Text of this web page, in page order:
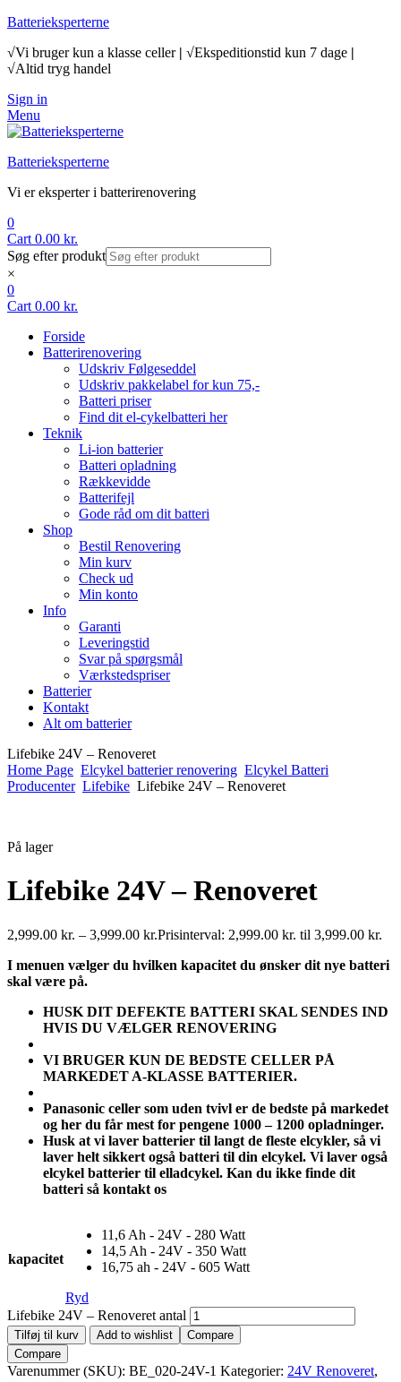
Batterieksperterne
√Vi bruger kun a klasse celler | √Ekspeditionstid kun 7 dage |
√Altid tryg handel
Sign in
Menu
Batterieksperterne
Vi er eksperter i batterirenovering
0
Cart 0.00 kr.
Søg efter produkt
×
0
Cart 0.00 kr.
Forside
Batterirenovering
Udskriv Følgeseddel
Udskriv pakkelabel for kun 75,-
Batteri priser
Find dit el-cykelbatteri her
Teknik
Li-ion batterier
Batteri opladning
Rækkevidde
Batterifejl
Gode råd om dit batteri
Shop
Bestil Renovering
Min kurv
Check ud
Min konto
Info
Garanti
Leveringstid
Svar på spørgsmål
Værkstedspriser
Batterier
Kontakt
Alt om batterier
Lifebike 24V – Renoveret
Home Page Elcykel batterier renovering Elcykel Batteri
Producenter Lifebike Lifebike 24V – Renoveret
På lager
Lifebike 24V – Renoveret
2,999.00 kr. – 3,999.00 kr.Prisinterval: 2,999.00 kr. til 3,999.00 kr.
I menuen vælger du hvilken kapacitet du ønsker dit nye batteri
skal være på.
HUSK DIT DEFEKTE BATTERI SKAL SENDES IND
HVIS DU VÆLGER RENOVERING
VI BRUGER KUN DE BEDSTE CELLER PÅ
MARKEDET A-KLASSE BATTERIER.
Panasonic celler som uden tvivl er de bedste på markedet
og her du får mest for pengene 1000 – 1200 opladninger.
Husk at vi laver batterier til langt de fleste elcykler, så vi
laver helt sikkert også batteri til din elcykel. Vi laver også
elcykel batterier til elladcykel. Kan du ikke finde dit
batteri så kontakt os
kapacitet
11,6 Ah - 24V - 280 Watt
14,5 Ah - 24V - 350 Watt
16,75 ah - 24V - 605 Watt
Ryd
Lifebike 24V – Renoveret antal
Tilføj til kurv Add to wishlist
Compare
Compare
Varenummer (SKU): BE_020-24V-1 Kategorier: 24V Renoveret,